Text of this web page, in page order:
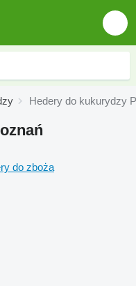
Hedery do kukurydzy
do zboża